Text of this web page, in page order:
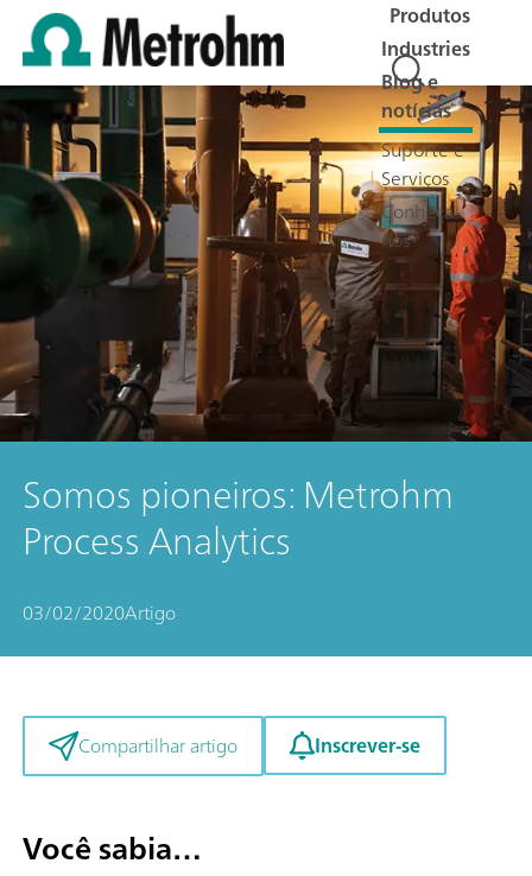
Produtos
Industries
Blog e
notícias
Suporte e
Serviços
Conheça-
nos
Somos pioneiros: Metrohm
Process Analytics
03/02/2020Artigo
Compartilhar artigo Inscrever-se
Você sabia…